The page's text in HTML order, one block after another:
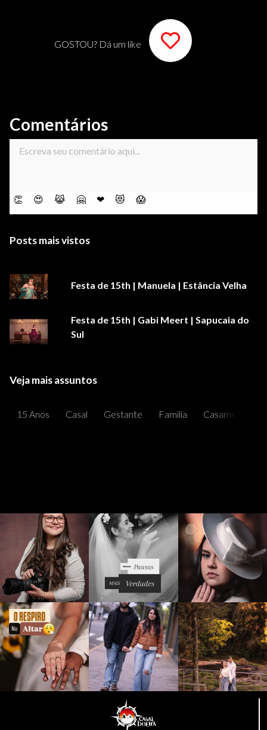
GOSTOU? Dá um like
Comentários
👏 😍 😹 🤗 ❤ 😻 😱
Posts mais vistos
Festa de 15th | Manuela | Estância Velha
Festa de 15th | Gabi Meert | Sapucaia do
Sul
Veja mais assuntos
15 Anos Casal Gestante Família Casamentos